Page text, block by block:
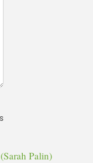
(Sarah Palin)